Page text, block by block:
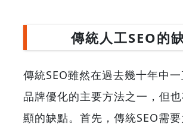
傳統人工SEO的
傳統SEO雖然在過去幾十年中
品牌優化的主要方法之一，但
顯的缺點。首先，傳統SEO需